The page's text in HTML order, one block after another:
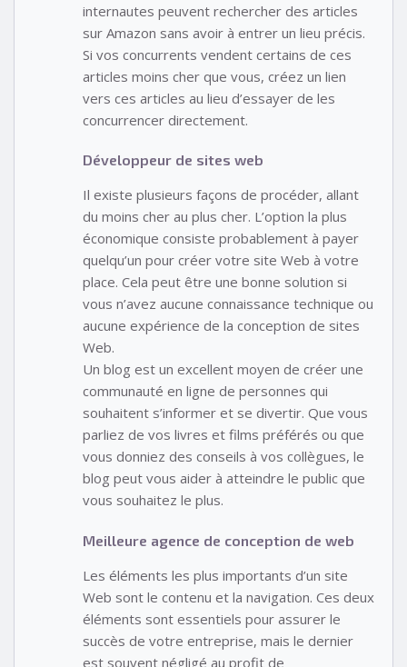
internautes peuvent rechercher des articles
sur Amazon sans avoir à entrer un lieu précis.
Si vos concurrents vendent certains de ces
articles moins cher que vous, créez un lien
vers ces articles au lieu d’essayer de les
concurrencer directement.
Développeur de sites web
Il existe plusieurs façons de procéder, allant
du moins cher au plus cher. L’option la plus
économique consiste probablement à payer
quelqu’un pour créer votre site Web à votre
place. Cela peut être une bonne solution si
vous n’avez aucune connaissance technique ou
aucune expérience de la conception de sites
Web.
Un blog est un excellent moyen de créer une
communauté en ligne de personnes qui
souhaitent s’informer et se divertir. Que vous
parliez de vos livres et films préférés ou que
vous donniez des conseils à vos collègues, le
blog peut vous aider à atteindre le public que
vous souhaitez le plus.
Meilleure agence de conception de web
Les éléments les plus importants d’un site
Web sont le contenu et la navigation. Ces deux
éléments sont essentiels pour assurer le
succès de votre entreprise, mais le dernier
est souvent négligé au profit de